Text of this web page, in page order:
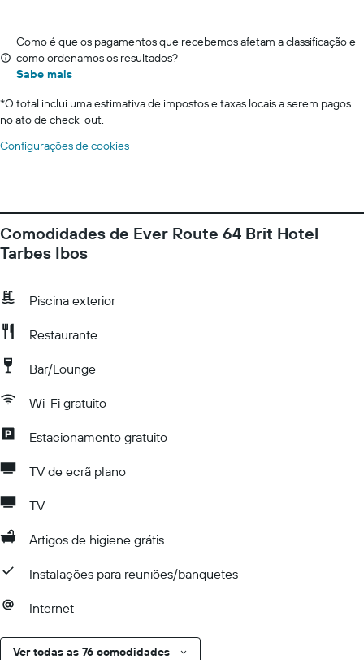
Como é que os pagamentos que recebemos afetam a classificação e
como ordenamos os resultados?
Sabe mais
*O total inclui uma estimativa de impostos e taxas locais a serem pagos
no ato de check-out.
Configurações de cookies
Comodidades de Ever Route 64 Brit Hotel
Tarbes Ibos
Piscina exterior
Restaurante
Bar/Lounge
Wi-Fi gratuito
Estacionamento gratuito
TV de ecrã plano
TV
Artigos de higiene grátis
Instalações para reuniões/banquetes
Internet
Ver todas as 76 comodidades